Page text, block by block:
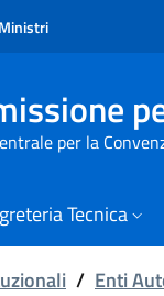
per la
Tecnica
/ Enti